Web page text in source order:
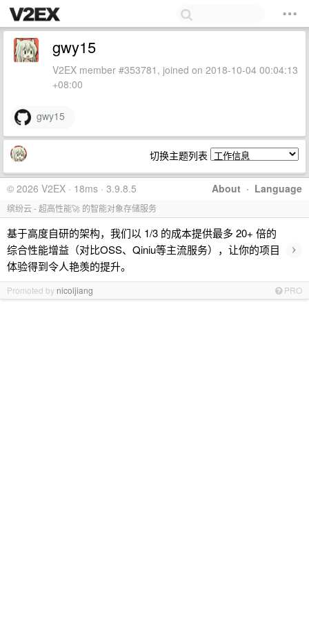
gwy15
V2EX member #353781, joined on 2018-10-04 00:04:13
+08:00
gwy15
切换主题列表
About · Language
© 2026 V2EX · 18ms · 3.9.8.5
缤纷云 - 超高性能🚀 的智能对象存储服务
基于高度自研的架构，我们以 1/3 的成本提供最多 20+ 倍的
综合性能增益（对比OSS、Qiniu等主流服务），让你的项目
体验得到令人艳羡的提升。
›
Promoted by nicoljiang PRO